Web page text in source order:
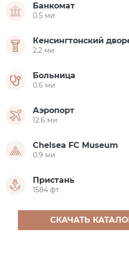
Банкомат
0.5 ми
Кенсингтонский
2.2 ми
Больница
0.6 ми
Аэропорт
12.6 ми
Chelsea FC Museum
0.9 ми
Пристань
1584 фт
СКАЧАТЬ